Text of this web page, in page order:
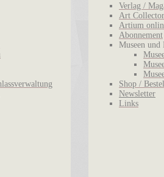
Verlag /
Art
Artium
Abonnement
Museen und
Shop /
Newsletter
Links